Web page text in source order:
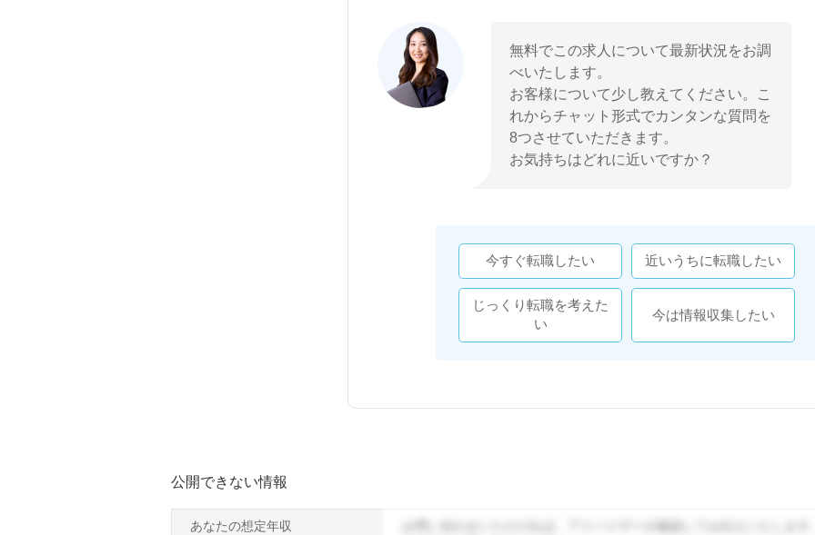
無料でこの求人について最新状況をお調
べいたします。
お客様について少し教えてください。こ
れからチャット形式でカンタンな質問を
8つさせていただきます。
お気持ちはどれに近いですか？
今すぐ転職したい 近いうちに転職したい
じっくり転職を考えた
い
今は情報収集したい
公開できない情報
あなたの想定年収